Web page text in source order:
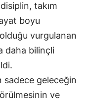
Ordu
Rize
Sakarya
Siirt
takım
boyu
vurgulanan
daha bilinçli
sadece geleceğin
ve